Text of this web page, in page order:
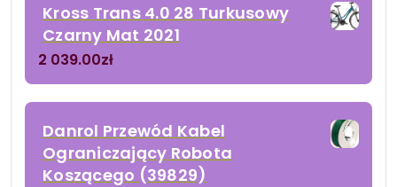
Kross Trans 4.0 28 Turkusowy
Czarny Mat 2021
2 039.00zł
Danrol Przewód Kabel
Ograniczający Robota
Koszącego (39829)